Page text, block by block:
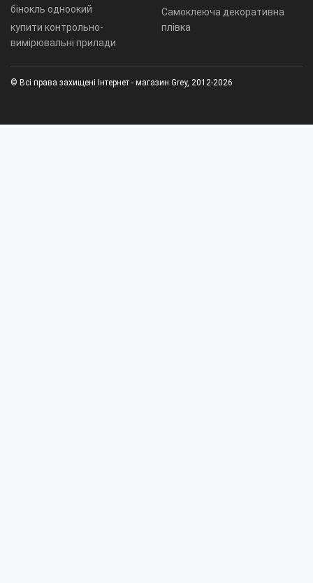
бінокль одноокий
купити контрольно-
вимірювальні прилади
Самоклеюча декоративна
плівка
© Всі права захищені Інтернет - магазин Grey, 2012-2026